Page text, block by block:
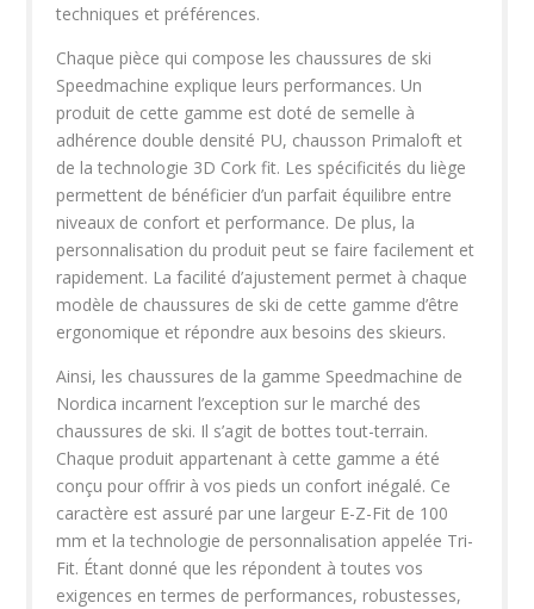
techniques et préférences.
Chaque pièce qui compose les chaussures de ski
Speedmachine explique leurs performances. Un
produit de cette gamme est doté de semelle à
adhérence double densité PU, chausson Primaloft et
de la technologie 3D Cork fit. Les spécificités du liège
permettent de bénéficier d’un parfait équilibre entre
niveaux de confort et performance. De plus, la
personnalisation du produit peut se faire facilement et
rapidement. La facilité d’ajustement permet à chaque
modèle de chaussures de ski de cette gamme d’être
ergonomique et répondre aux besoins des skieurs.
Ainsi, les chaussures de la gamme Speedmachine de
Nordica incarnent l’exception sur le marché des
chaussures de ski. Il s’agit de bottes tout-terrain.
Chaque produit appartenant à cette gamme a été
conçu pour offrir à vos pieds un confort inégalé. Ce
caractère est assuré par une largeur E-Z-Fit de 100
mm et la technologie de personnalisation appelée Tri-
Fit. Étant donné que les répondent à toutes vos
exigences en termes de performances, robustesses,